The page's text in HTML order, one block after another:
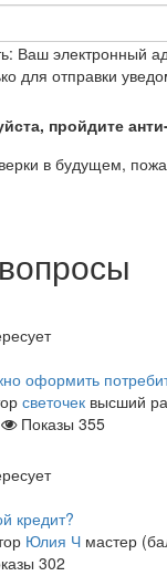
Ваш электронный
для отправки
в будущем,
оформить
светочек высший
Показы 355
кредит?
Юлия Ч мастер
302